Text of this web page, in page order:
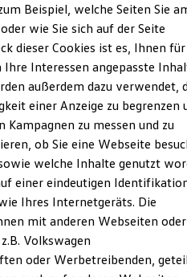
und Updates
im
Beispiel, welche Seiten Sie
wie Sie sich auf der Seite
dieser Cookies ist es, Ihnen für
Ihre Interessen angepasste
außerdem dazu verwendet,
einer Anzeige zu begrenzen
zu messen und zu
ob Sie eine Webseite
welche Inhalte genutzt
einer eindeutigen
Ihres Internetgeräts. Die
mit anderen Webseiten oder
Volkswagen
oder Werbetreibenden,